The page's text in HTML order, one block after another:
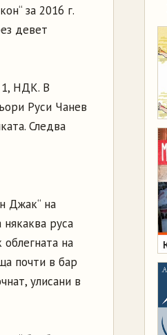
за 2016 г.
девет
1, НДК. В
Руси Чанев
Следва
Джак“ на
руса
на
почти в бар
улисани в